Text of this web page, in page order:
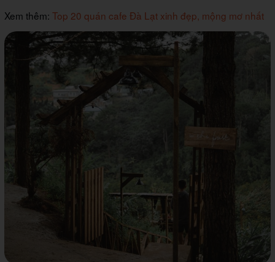
Xem thêm: Top 20 quán cafe Đà Lạt xinh đẹp, mộng mơ nhất